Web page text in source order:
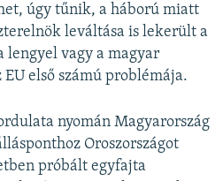
úgy tűnik, a háború miatt
leváltása is lekerült a
lengyel vagy a magyar
első számú problémája.
nyomán Magyarország
Oroszországot
próbált egyfajta